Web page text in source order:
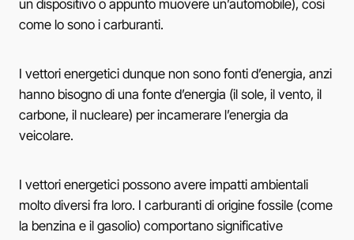
un dispositivo o appunto muovere un’automobile), così
come lo sono i carburanti.
I vettori energetici dunque non sono fonti d’energia, anzi
hanno bisogno di una fonte d’energia (il sole, il vento, il
carbone, il nucleare) per incamerare l’energia da
veicolare.
I vettori energetici possono avere impatti ambientali
molto diversi fra loro. I carburanti di origine fossile (come
la benzina e il gasolio) comportano significative